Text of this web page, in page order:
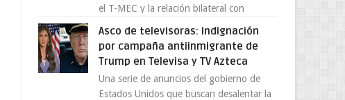
el T-MEC y la relación bilateral con
Asco de televisoras: indignación
por campaña antiinmigrante de
Trump en Televisa y TV Azteca
Una serie de anuncios del gobierno de
Estados Unidos que buscan desalentar la